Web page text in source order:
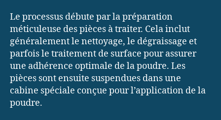
Le processus débute par la préparation
méticuleuse des pièces à traiter. Cela inclut
généralement le nettoyage, le dégraissage et
parfois le traitement de surface pour assurer
une adhérence optimale de la poudre. Les
pièces sont ensuite suspendues dans une
cabine spéciale conçue pour l’application de la
poudre.